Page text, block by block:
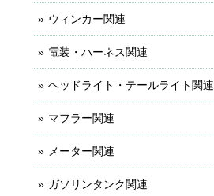
ウィンカー関連
電装・ハーネス関連
ヘッドライト・テールライト関連
マフラー関連
メーター関連
ガソリンタンク関連